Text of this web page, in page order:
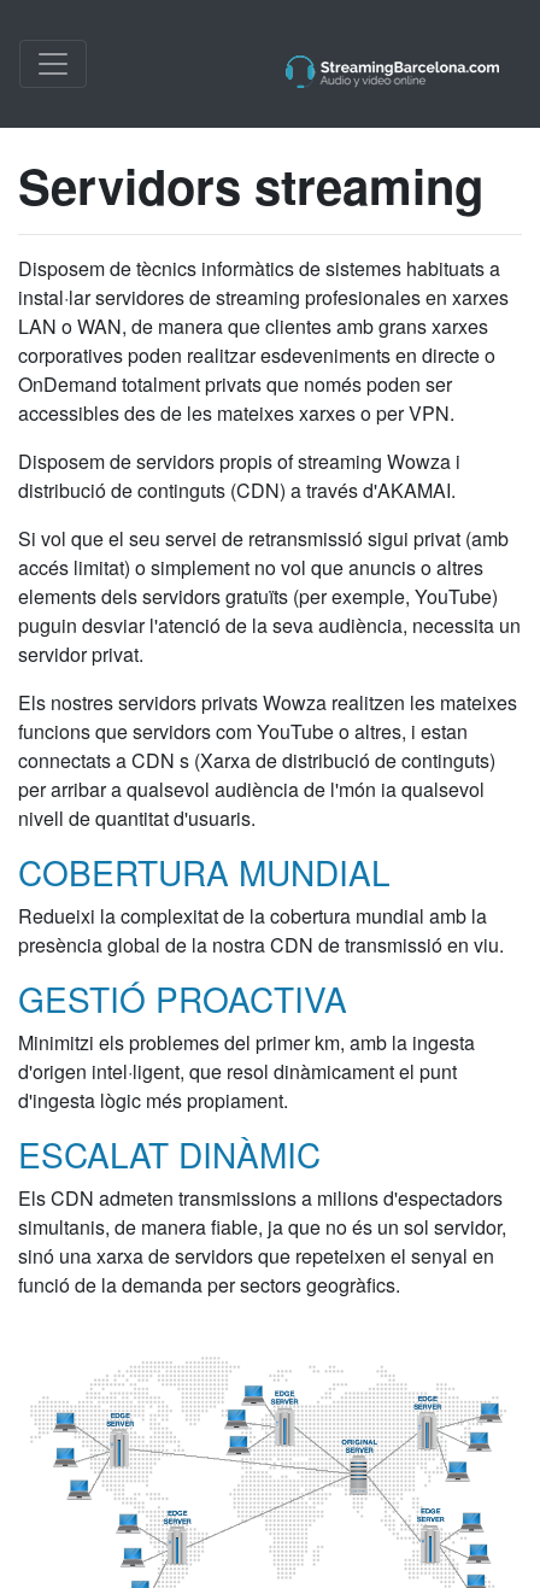
Servidors streaming
Disposem de tècnics informàtics de sistemes habituats a
instal·lar servidores de streaming profesionales en xarxes
LAN o WAN, de manera que clientes amb grans xarxes
corporatives poden realitzar esdeveniments en directe o
OnDemand totalment privats que només poden ser
accessibles des de les mateixes xarxes o per VPN.
Disposem de servidors propis of streaming Wowza i
distribució de continguts (CDN) a través d'AKAMAI.
Si vol que el seu servei de retransmissió sigui privat (amb
accés limitat) o simplement no vol que anuncis o altres
elements dels servidors gratuïts (per exemple, YouTube)
puguin desviar l'atenció de la seva audiència, necessita un
servidor privat.
Els nostres servidors privats Wowza realitzen les mateixes
funcions que servidors com YouTube o altres, i estan
connectats a CDN s (Xarxa de distribució de continguts)
per arribar a qualsevol audiència de l'món ia qualsevol
nivell de quantitat d'usuaris.
COBERTURA MUNDIAL
Redueixi la complexitat de la cobertura mundial amb la
presència global de la nostra CDN de transmissió en viu.
GESTIÓ PROACTIVA
Minimitzi els problemes del primer km, amb la ingesta
d'origen intel·ligent, que resol dinàmicament el punt
d'ingesta lògic més propiament.
ESCALAT DINÀMIC
Els CDN admeten transmissions a milions d'espectadors
simultanis, de manera fiable, ja que no és un sol servidor,
sinó una xarxa de servidors que repeteixen el senyal en
funció de la demanda per sectors geogràfics.